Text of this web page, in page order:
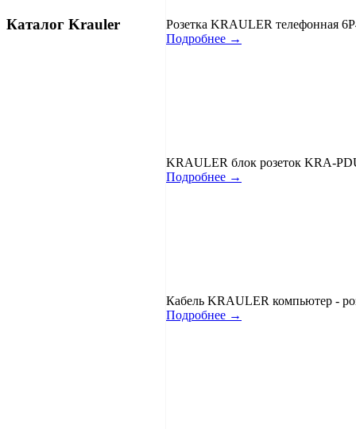
Каталог Krauler
Розетка KRAULER телефонная
Подробнее →
KRAULER блок розеток KRA-
Подробнее →
Кабель KRAULER компьютер -
Подробнее →